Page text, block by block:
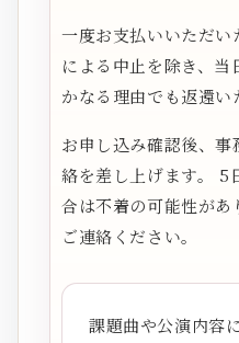
一度お支払いいただ
による中止を除き、
かなる理由でも返還い
お申し込み確認後、
絡を差し上げます。 5
合は不着の可能性が
ご連絡ください。
課題曲や公演内容